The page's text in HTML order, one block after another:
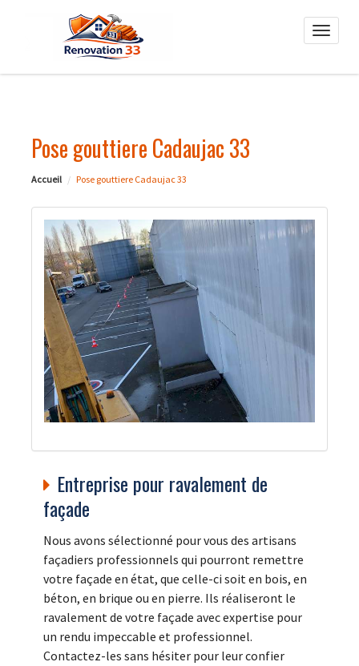
Toggle
Pose gouttiere Cadaujac 33
Accueil Pose gouttiere Cadaujac 33
Entreprise pour ravalement de
façade
Nous avons sélectionné pour vous des artisans
façadiers professionnels qui pourront remettre
votre façade en état, que celle-ci soit en bois, en
béton, en brique ou en pierre. Ils réaliseront le
ravalement de votre façade avec expertise pour
un rendu impeccable et professionnel.
Contactez-les sans hésiter pour leur confier